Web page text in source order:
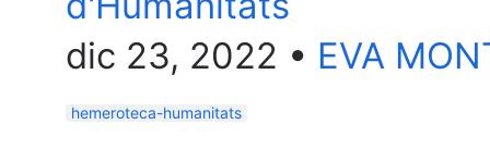
dic 23, 2022 • EVA
hemeroteca-humanitats